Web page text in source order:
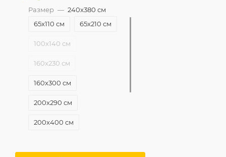
Размер — 240x380 см
65x110 см
65x210 см
100x140 см
160x230 см
160x300 см
200x290 см
200x400 см